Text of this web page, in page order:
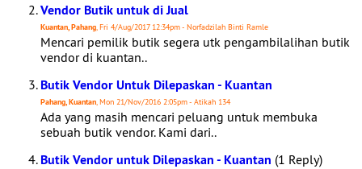
Vendor Butik untuk di Jual
Kuantan, Pahang, Fri 4/Aug/2017 12:34pm - Norfadzilah Binti Ramle
Mencari pemilik butik segera utk pengambilalihan butik
vendor di kuantan..
Butik Vendor Untuk Dilepaskan - Kuantan
Pahang, Kuantan, Mon 21/Nov/2016 2:05pm - Atikah 134
Ada yang masih mencari peluang untuk membuka
sebuah butik vendor. Kami dari..
Butik Vendor untuk Dilepaskan - Kuantan (1 Reply)